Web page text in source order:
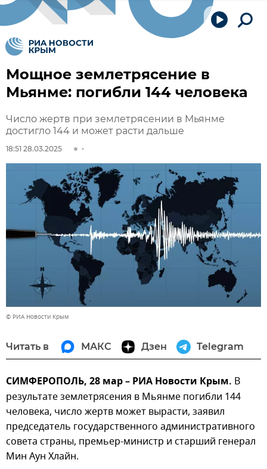
Мощное землетрясение в
Мьянме: погибли 144 человека
Число жертв при землетрясении в Мьянме
достигло 144 и может расти дальше
18:51 28.03.2025
© РИА Новости Крым
Читать в МАКС Дзен Telegram
СИМФЕРОПОЛЬ, 28 мар – РИА Новости Крым. В
результате землетрясения в Мьянме погибли 144
человека, число жертв может вырасти, заявил
председатель государственного административного
совета страны, премьер-министр и старший генерал
Мин Аун Хлайн.